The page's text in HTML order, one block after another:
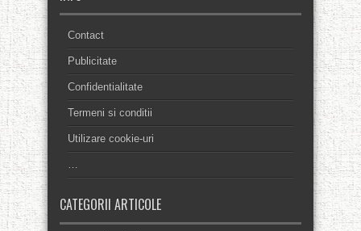
Contact
Publicitate
Confidentialitate
Termeni si conditii
Utilizare cookie-uri
…
CATEGORII ARTICOLE